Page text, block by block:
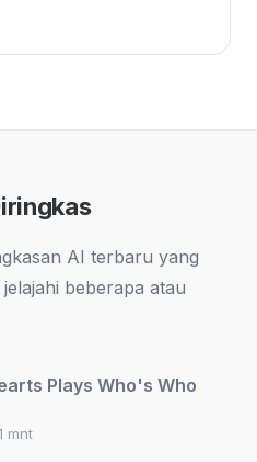
AI terbaru yang
beberapa atau
Plays Who's Who
mnt